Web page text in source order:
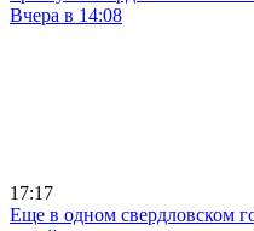
Вчера в 14:08
17:17
Еще в одном свердловском